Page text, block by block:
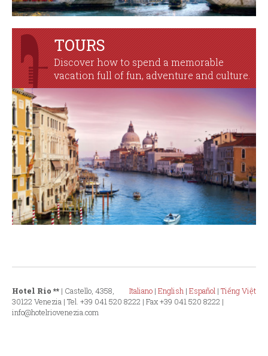
TOURS
Discover how to spend a memorable
vacation full of fun, adventure and culture.
Italiano | English | Español | Tiếng Việt
Hotel Rio ** | Castello, 4358,
30122 Venezia | Tel. +39 041 520 8222 | Fax +39 041 520 8222 |
info@hotelriovenezia.com